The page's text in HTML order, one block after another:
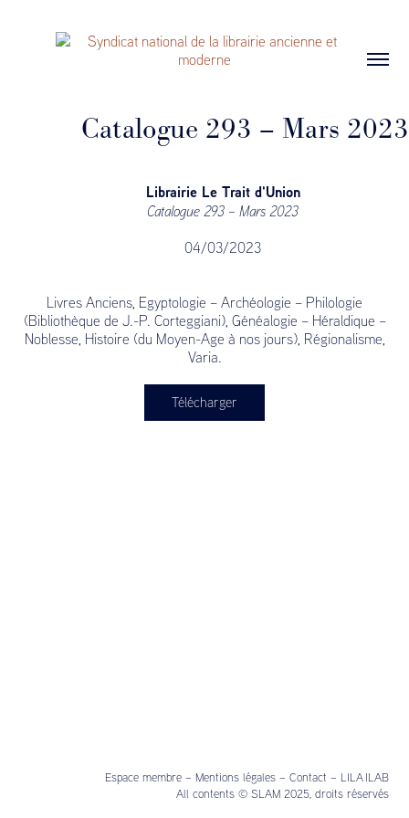
Catalogue 293 – Mars 2023
Librairie Le Trait d'Union
Catalogue 293 – Mars 2023
04/03/2023
Livres Anciens, Egyptologie – Archéologie – Philologie
(Bibliothèque de J.-P. Corteggiani), Généalogie – Héraldique –
Noblesse, Histoire (du Moyen-Age à nos jours), Régionalisme,
Varia.
Télécharger
Espace membre– Mentions légales– Contact – LILA ILAB
All contents © SLAM 2025, droits réservés